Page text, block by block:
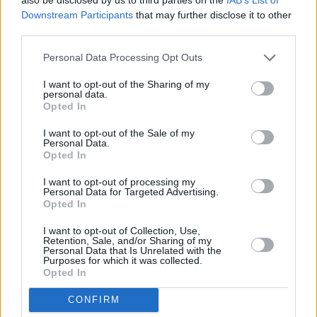
Downstream Participants that may further disclose it to other
Personal Data Processing Opt Outs
I want to opt-out of the Sharing of my
personal data.
Opted In
I want to opt-out of the Sale of my
Personal Data.
Opted In
I want to opt-out of processing my
Personal Data for Targeted Advertising.
Opted In
I want to opt-out of Collection, Use,
Retention, Sale, and/or Sharing of my
Personal Data that Is Unrelated with the
Purposes for which it was collected.
Opted In
CONFIRM
καταθέσεις και repos στην Ελλάδα (περιλαμβάνεται και ο
αντισταθμίστηκαν ως ένα βαθμό από τη μείωση κατά 2,0
δισεκ. ευρώ των δανειακών υποχρεώσεών τους προς
μη κατοίκους.
διαθέσιμα της χώρας διαμορφώθηκαν σε 23,0 δισεκ.
του 2026.